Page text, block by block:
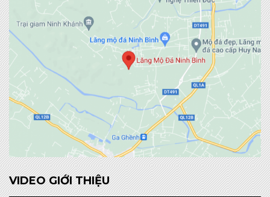
VIDEO GIỚI THIỆU